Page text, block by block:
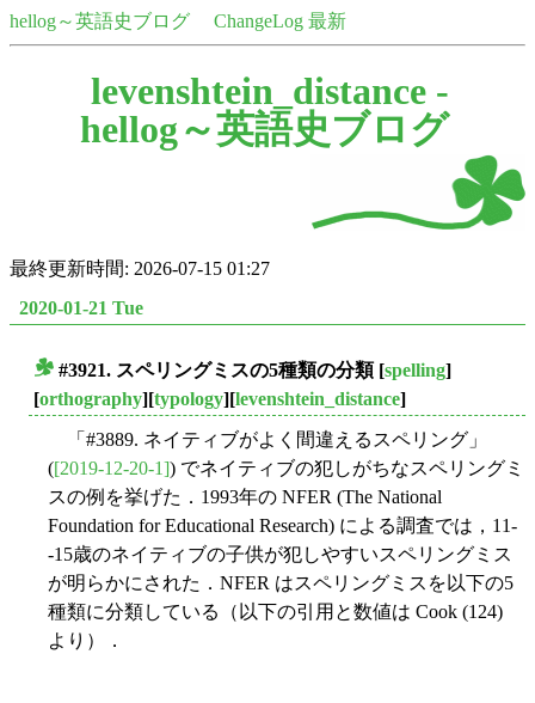
hellog～英語史ブログ ChangeLog 最新
levenshtein_distance -
hellog～英語史ブログ
最終更新時間: 2026-07-15 01:27
2020-01-21 Tue
#3921. スペリングミスの5種類の分類[spelling]
[orthography][typology][levenshtein_distance]
「#3889. ネイティブがよく間違えるスペリング」
([2019-12-20-1]) でネイティブの犯しがちなスペリングミ
スの例を挙げた．1993年の NFER (The National
Foundation for Educational Research) による調査では，11-
-15歳のネイティブの子供が犯しやすいスペリングミス
が明らかにされた．NFER はスペリングミスを以下の5
種類に分類している（以下の引用と数値は Cook (124)
より）．